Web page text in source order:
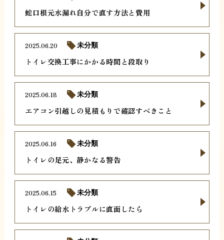
蛇口根元水漏れ自分で直す方法と費用
トイレ交換工事にかかる時間と段取り
2025.06.20 未分類
エアコン引越しの見積もりで確認すべきこと
2025.06.18 未分類
トイレの足元、静かなる警告
2025.06.16 未分類
トイレの給水トラブルに直面したら
2025.06.15 未分類